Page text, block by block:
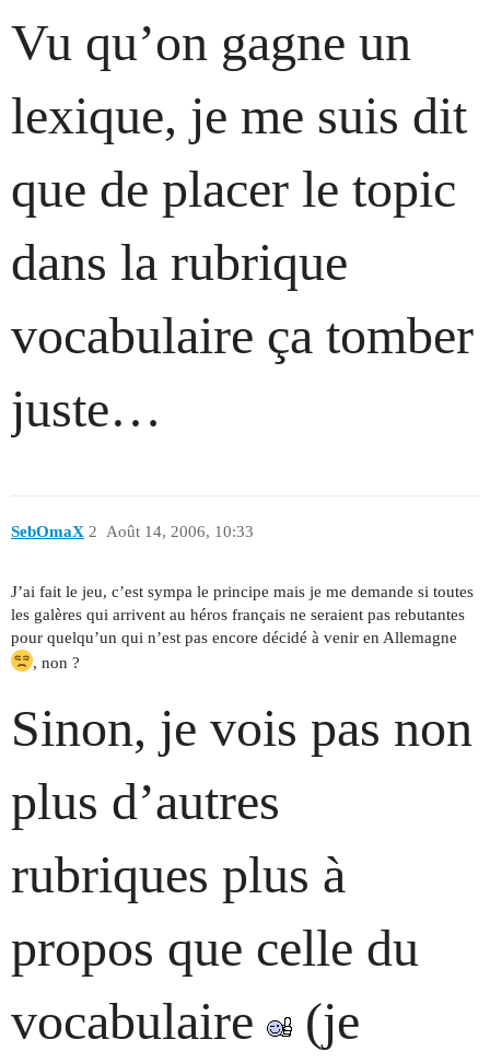
Vu qu’on gagne un
lexique, je me suis dit
que de placer le topic
dans la rubrique
vocabulaire ça tomber
juste…
SebOmaX Août 14, 2006, 10:33
2
J’ai fait le jeu, c’est sympa le principe mais je me demande si toutes
les galères qui arrivent au héros français ne seraient pas rebutantes
pour quelqu’un qui n’est pas encore décidé à venir en Allemagne
, non ?
Sinon, je vois pas non
plus d’autres
rubriques plus à
propos que celle du
vocabulaire
(je